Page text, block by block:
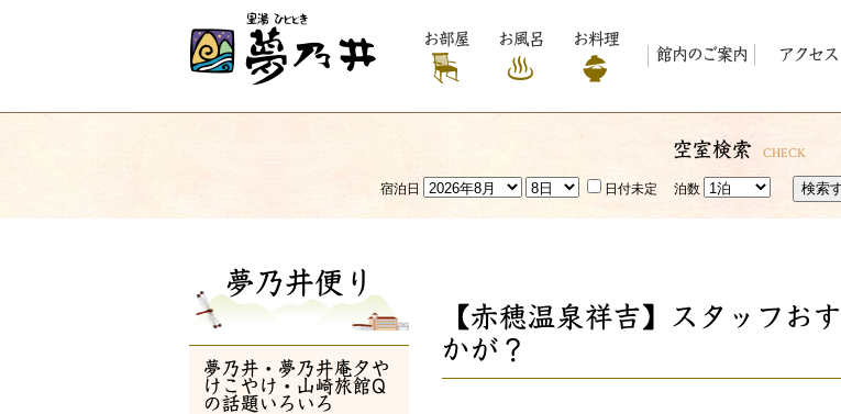
お部屋 お風呂
お料理
館内のご案内
アクセス
空室検索 CHECK
宿泊日 日付未定 泊数 検索
夢乃井便り
【赤穂温泉祥吉】スタッフお
かが？
夢乃井・夢乃井庵夕や
けこやけ・山崎旅館Q
の話題いろいろ